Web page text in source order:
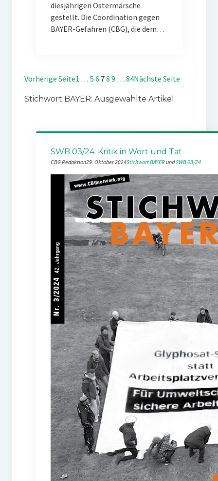
diesjährigen Ostermärsche
gestellt. Die Coordination gegen
BAYER-Gefahren (CBG), die dem…
Vorherige Seite1 … 5 6 78 9 … 84Nächste Seite
Stichwort BAYER: Ausgewählte Artikel
SWB 03/24: Kritik in Wort und Tat
CBG Redaktion29. Oktober 2024Stichwort BAYER und SWB 03/24